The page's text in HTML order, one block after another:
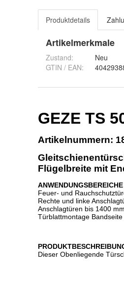
Produktdetails
Artikelmerkmale
Zustand:
Neu
GTIN / EAN: